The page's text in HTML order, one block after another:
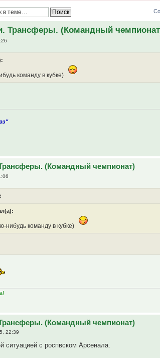
Трансферы. (Командный
команду в кубке)
(Командный чемпионат)
нибудь команду в кубке)
(Командный чемпионат)
22:39
ситуацией с роспвском Арсенала.